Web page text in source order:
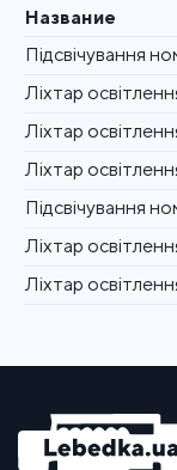
Название